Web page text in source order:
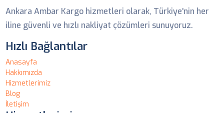
Ankara Ambar Kargo hizmetleri olarak, Türkiye'nin her
iline güvenli ve hızlı nakliyat çözümleri sunuyoruz.
Hızlı Bağlantılar
Anasayfa
Hakkımızda
Hizmetlerimiz
Blog
İletişim